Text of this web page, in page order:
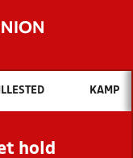
vil du søge efter?
OG NYHEDER
OG
KAMP
hold